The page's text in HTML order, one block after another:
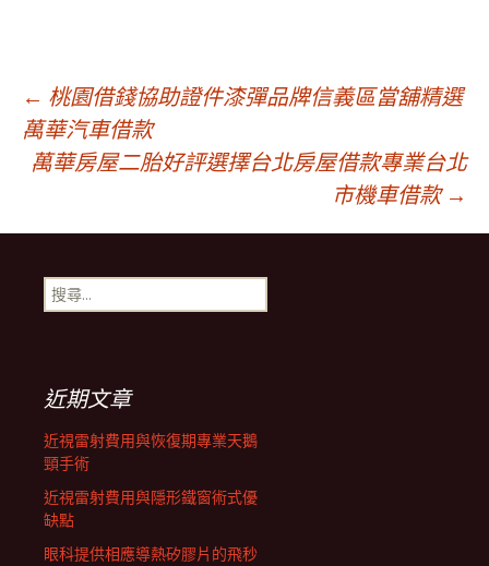
文
章
導
航
列
← 桃園借錢協助證件漆彈品牌信義區當舖精選
萬華汽車借款
萬華房屋二胎好評選擇台北房屋借款專業台北
市機車借款 →
搜
尋
近期文章
近視雷射費用與恢復期專業天鵝
頸手術
近視雷射費用與隱形鐵窗術式優
缺點
眼科提供相應導熱矽膠片的飛秒